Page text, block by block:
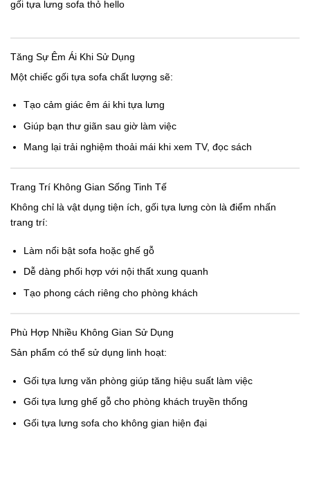
gối tựa lưng sofa thỏ hello
Tăng Sự Êm Ái Khi Sử Dụng
Một chiếc gối tựa sofa chất lượng sẽ:
Tạo cảm giác êm ái khi tựa lưng
Giúp bạn thư giãn sau giờ làm việc
Mang lại trải nghiệm thoải mái khi xem TV, đọc sách
Trang Trí Không Gian Sống Tinh Tế
Không chỉ là vật dụng tiện ích, gối tựa lưng còn là điểm nhấn
trang trí:
Làm nổi bật sofa hoặc ghế gỗ
Dễ dàng phối hợp với nội thất xung quanh
Tạo phong cách riêng cho phòng khách
Phù Hợp Nhiều Không Gian Sử Dụng
Sản phẩm có thể sử dụng linh hoạt:
Gối tựa lưng văn phòng giúp tăng hiệu suất làm việc
Gối tựa lưng ghế gỗcho phòng khách truyền thống
Gối tựa lưng sofa cho không gian hiện đại